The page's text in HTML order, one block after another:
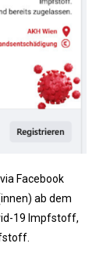
Facebook
ab dem
19 Impfstoff,